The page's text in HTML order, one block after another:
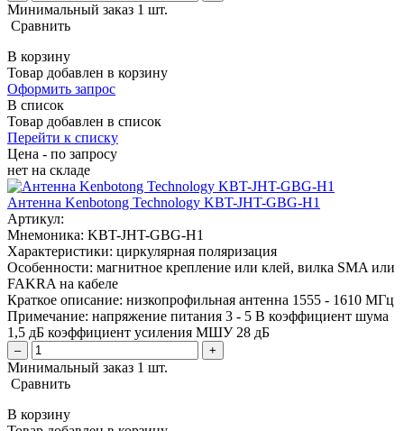
Минимальный заказ 1 шт.
Сравнить
В корзину
Товар добавлен в корзину
Оформить запрос
В список
Товар добавлен в список
Перейти к списку
Цена - по запросу
нет на складе
Антенна Kenbotong Technology KBT-JHT-GBG-H1
Артикул:
Мнемоника: KBT-JHT-GBG-H1
Характеристики: циркулярная поляризация
Особенности: магнитное крепление или клей, вилка SMA или
FAKRA на кабеле
Краткое описание: низкопрофильная антенна 1555 - 1610 МГц
Примечание: напряжение питания 3 - 5 В коэффициент шума
1,5 дБ коэффициент усиления МШУ 28 дБ
– +
Минимальный заказ 1 шт.
Сравнить
В корзину